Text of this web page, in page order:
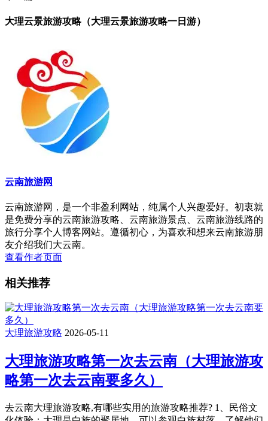
大理云景旅游攻略（大理云景旅游攻略一日游）
云南旅游网
云南旅游网，是一个非盈利网站，纯属个人兴趣爱好。初衷就
是免费分享的云南旅游攻略、云南旅游景点、云南旅游线路的
旅行分享个人博客网站。遵循初心，为喜欢和想来云南旅游朋
友介绍我们大云南。
查看作者页面
相关推荐
大理旅游攻略 2026-05-11
大理旅游攻略第一次去云南（大理旅游攻
略第一次去云南要多久）
去云南大理旅游攻略,有哪些实用的旅游攻略推荐? 1、民俗文